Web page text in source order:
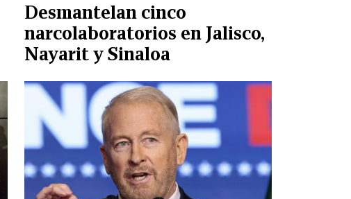
Desmantelan cinco
narcolaboratorios en Jalisco,
Nayarit y Sinaloa